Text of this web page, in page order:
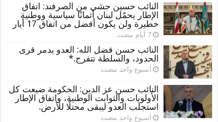
النائب حسين جشي من الصرفند: اتفاق
الإطار يحمّل لبنان أثمانًا سياسية ووطنية
خطيرة ولن يكون أفضل من اتفاق 17 أيار
‏7 أيام مضت
النائب حسن فضل الله: العدو يدمر قرى
الحدود، والسلطة تتفرج.*
‏أسبوع واحد مضت
النائب حسن عز الدين: الحكومة ضيعت كل
الأولويات والثوابت الوطنية، واتفاق الإطار
استجلب العدو ليبقى محتلًا للأرض.
‏أسبوع واحد مضت